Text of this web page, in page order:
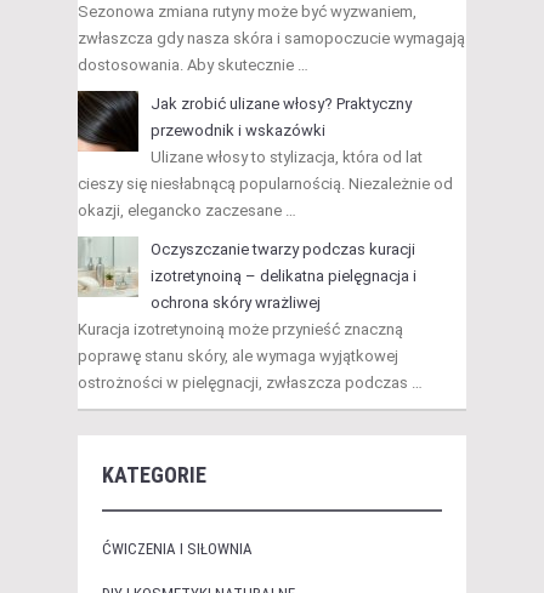
Sezonowa zmiana rutyny może być wyzwaniem,
zwłaszcza gdy nasza skóra i samopoczucie wymagają
dostosowania. Aby skutecznie …
Jak zrobić ulizane włosy? Praktyczny
przewodnik i wskazówki
Ulizane włosy to stylizacja, która od lat
cieszy się niesłabnącą popularnością. Niezależnie od
okazji, elegancko zaczesane …
Oczyszczanie twarzy podczas kuracji
izotretynoiną – delikatna pielęgnacja i
ochrona skóry wrażliwej
Kuracja izotretynoiną może przynieść znaczną
poprawę stanu skóry, ale wymaga wyjątkowej
ostrożności w pielęgnacji, zwłaszcza podczas …
KATEGORIE
ĆWICZENIA I SIŁOWNIA